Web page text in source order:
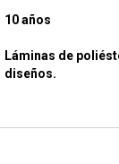
10 años
Láminas de
diseños.